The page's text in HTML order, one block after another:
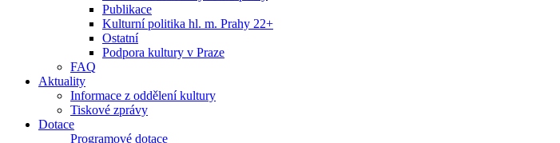
Publikace
Kulturní politika hl. m. Prahy 22+
Ostatní
Podpora kultury v Praze
FAQ
Aktuality
Informace z oddělení kultury
Tiskové zprávy
Dotace
Programové dotace